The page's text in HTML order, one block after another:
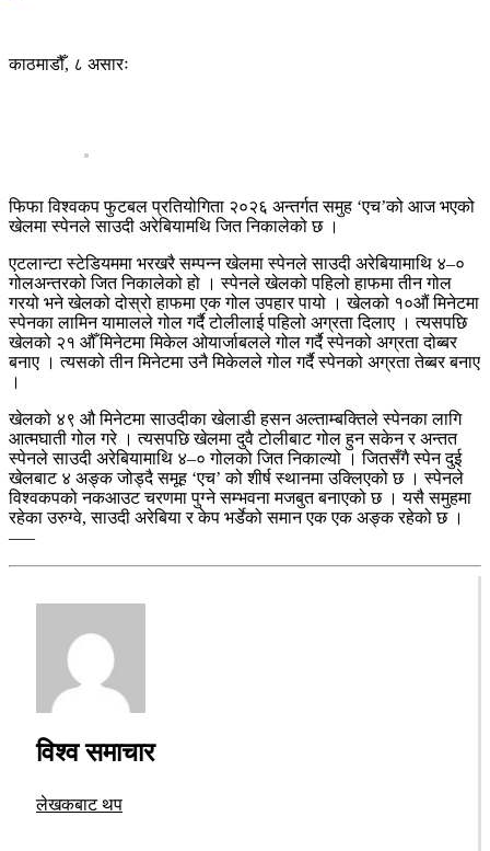
काठमाडौँ, ८ असारः
फिफा विश्वकप फुटबल प्रतियोगिता २०२६ अन्तर्गत समुह ‘एच’को आज भएको
खेलमा स्पेनले साउदी अरेबियामथि जित निकालेको छ ।
एटलान्टा स्टेडियममा भरखरै सम्पन्न खेलमा स्पेनले साउदी अरेबियामाथि ४–०
गोलअन्तरको जित निकालेको हो । स्पेनले खेलको पहिलो हाफमा तीन गोल
गरयो भने खेलको दोस्रो हाफमा एक गोल उपहार पायो । खेलको १०औं मिनेटमा
स्पेनका लामिन यामालले गोल गर्दै टोलीलाई पहिलो अग्रता दिलाए । त्यसपछि
खेलको २१ औँ मिनेटमा मिकेल ओयार्जाबलले गोल गर्दै स्पेनको अग्रता दोब्बर
बनाए । त्यसको तीन मिनेटमा उनै मिकेलले गोल गर्दै स्पेनको अग्रता तेब्बर बनाए
।
खेलको ४९ औ मिनेटमा साउदीका खेलाडी हसन अल्ताम्बक्तिले स्पेनका लागि
आत्मघाती गोल गरे । त्यसपछि खेलमा दुवै टोलीबाट गोल हुन सकेन र अन्तत
स्पेनले साउदी अरेबियामाथि ४–० गोलको जित निकाल्यो । जितसँगै स्पेन दुई
खेलबाट ४ अङ्क जोड्दै समूह ‘एच’ को शीर्ष स्थानमा उक्लिएको छ । स्पेनले
विश्वकपको नकआउट चरणमा पुग्ने सम्भवना मजबुत बनाएको छ । यसै समुहमा
रहेका उरुग्वे, साउदी अरेबिया र केप भर्डेको समान एक एक अङ्क रहेको छ ।
–––
विश्व समाचार
लेखकबाट थप